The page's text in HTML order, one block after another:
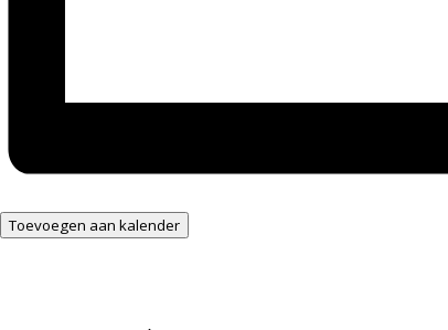
Toevoegen aan kalender